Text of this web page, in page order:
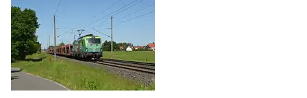
Rbf Hagen-Vorhalle
Rbf Halle (Saale)
Rbf Mannheim
Rbf München Nord
Rbf Oberhausen West